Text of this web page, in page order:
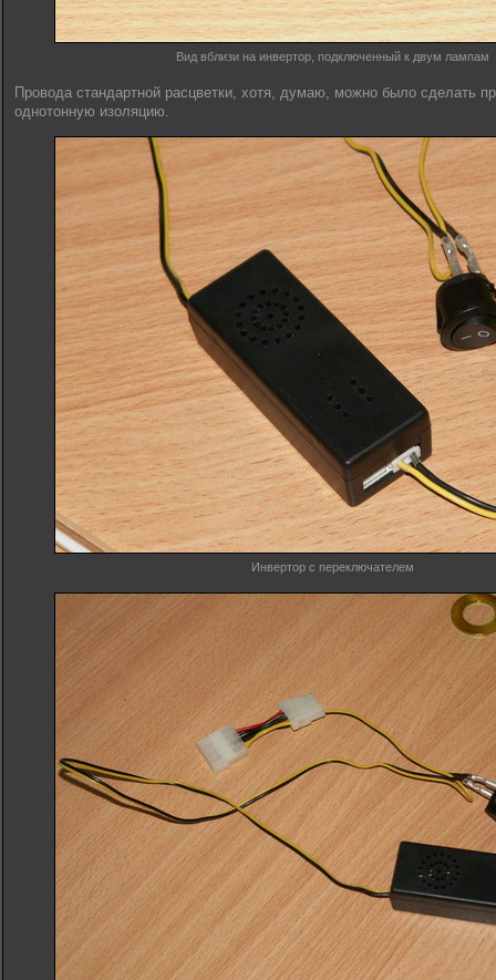
Вид вблизи на инвертор, подключенный к двум лампам
Провода стандартной расцветки, хотя, думаю, можно было сделать
однотонную изоляцию.
Инвертор с переключателем